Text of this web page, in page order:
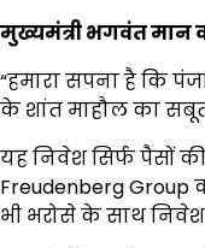
मुख्यमंत्री भगवंत मान
“हमारा सपना है कि
के शांत माहौल का
यह निवेश सिर्फ पैसों
Freudenberg Group
भी भरोसे के साथ निवेश